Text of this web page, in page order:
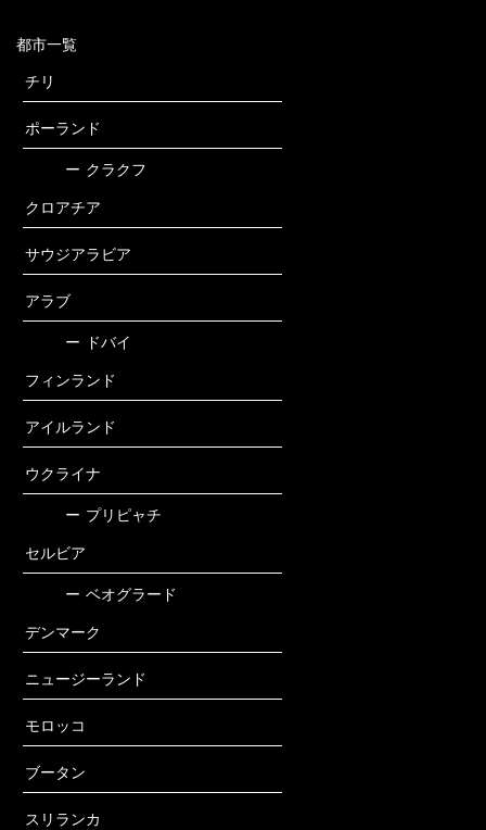
都市一覧
チリ
ポーランド
ー クラクフ
クロアチア
サウジアラビア
アラブ
ー ドバイ
フィンランド
アイルランド
ウクライナ
ー プリピャチ
セルビア
ー ベオグラード
デンマーク
ニュージーランド
モロッコ
ブータン
スリランカ